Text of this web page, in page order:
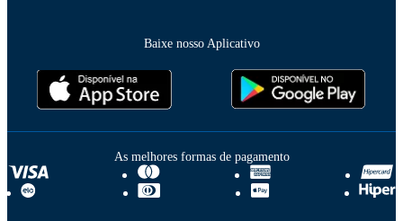
Baixe nosso Aplicativo
As melhores formas de pagamento